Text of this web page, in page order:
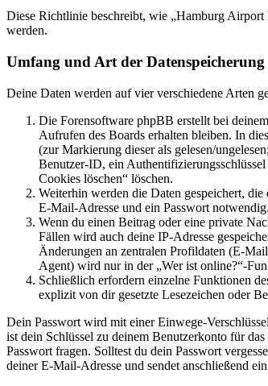
Diese Richtlinie beschreibt, wie „Hamburg Airport
werden.
Umfang und Art der Datenspeicherung
Deine Daten werden auf vier verschiedene Arten
Die Forensoftware phpBB erstellt bei
Aufrufen des Boards erhalten bleiben. In
(zur Markierung dieser als gelesen/
Benutzer-ID, ein
Cookies löschen“ löschen.
Weiterhin werden die Daten gespeichert,
E-Mail-Adresse und ein Passwort
Wenn du einen Beitrag oder eine private
Fällen wird auch deine IP-Adresse
Änderungen an zentralen Profildaten (E-
Agent) wird nur in der „Wer ist online?“-
Schließlich erfordern einzelne Funktionen
explizit von dir gesetzte Lesezeichen oder
Dein Passwort wird mit einer Einwege-
ist dein Schlüssel zu deinem Benutzerkonto für
Passwort fragen. Solltest du dein Passwort
deiner E-Mail-Adresse und sendet anschließend